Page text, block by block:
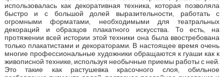
использовалась как декоративная техника, которая позволяла
быстро и с большой долей выразительности, работать с
огромными форматами, необходимыми для театральных
декораций и образцов плакатного искусства. То есть, на
протяжении всей истории этой техники она была ввостребована
только плакатистами и декораторами. В настоящее время очень
многие профессиональные художники обращаются к гуаши как к
живописной технике, используя необычные приемы работы с ней.
Это такие как растушевка красочного слоя, обильное